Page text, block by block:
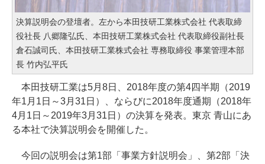
決算説明会の登壇者。左から本田技研工業株式会社 代表取締
役社長 八郷隆弘氏、本田技研工業株式会社 代表取締役副社長
倉石誠司氏、本田技研工業株式会社 専務取締役 事業管理本部
長 竹内弘平氏
本田技研工業は5月8日、2018年度の第4四半期（2019
年1月1日～3月31日）、ならびに2018年度通期（2018年
4月1日～2019年3月31日）の決算を発表。東京 青山にあ
る本社で決算説明会を開催した。
今回の説明会は第1部「事業方針説明会」、第2部「決